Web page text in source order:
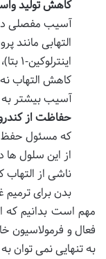
کاهش تولید
کاهش التهاب
آسیب بیشتر به
حفاظت از
از این سلول
ناشی از
بدن برای
فعال و فرمولاسیون
به تنهایی نمی توان